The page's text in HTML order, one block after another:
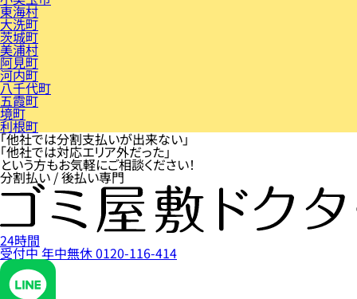
東海村
大洗町
茨城町
美浦村
阿見町
河内町
八千代町
五霞町
境町
利根町
「他社では分割支払いが出来ない」
「他社では対応エリア外だった」
という方もお気軽にご相談ください！
分割払い / 後払い専門
24時間
受付中年中無休0120-116-414